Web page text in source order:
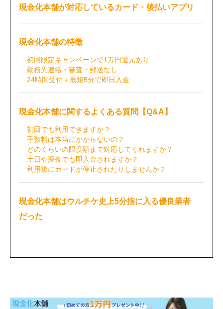
現金化本舗が対応しているカード・後払いアプリ
現金化本舗の特徴
初回限定キャンペーンで1万円還元あり
勤務先連絡・審査・郵送なし
24時間受付＋最短5分で即日入金
現金化本舗に関するよくある質問【Q&A】
初回でも利用できますか？
手数料は本当にかからないの？
どのくらいの限度額まで対応してくれますか？
土日や深夜でも即入金されますか？
利用後にカードが停止されたりしませんか？
現金化本舗はウルチケ史上5分指に入る優良業者
だった